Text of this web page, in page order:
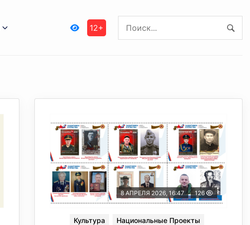
12+
8 АПРЕЛЯ 2026, 16:47 126
Культура Национальные Проекты